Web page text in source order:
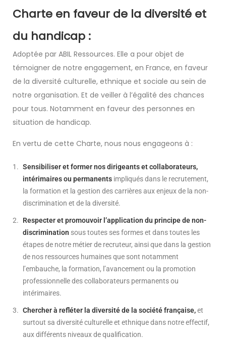
Charte en faveur de la diversité et
du handicap :
Adoptée par ABIL Ressources. Elle a pour objet de
témoigner de notre engagement, en France, en faveur
de la diversité culturelle, ethnique et sociale au sein de
notre organisation. Et de veiller à l’égalité des chances
pour tous. Notamment en faveur des personnes en
situation de handicap.
En vertu de cette Charte, nous nous engageons à :
Sensibiliser et former nos dirigeants et collaborateurs,
intérimaires ou permanents impliqués dans le recrutement,
la formation et la gestion des carrières aux enjeux de la non-
discrimination et de la diversité.
Respecter et promouvoir l’application du principe de non-
discrimination sous toutes ses formes et dans toutes les
étapes de notre métier de recruteur, ainsi que dans la gestion
de nos ressources humaines que sont notamment
l’embauche, la formation, l’avancement ou la promotion
professionnelle des collaborateurs permanents ou
intérimaires.
Chercher à refléter la diversité de la société française,et
surtout sa diversité culturelle et ethnique dans notre effectif,
aux différents niveaux de qualification.